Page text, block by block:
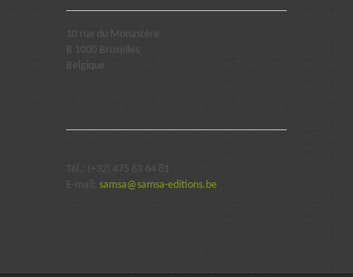
10 rue du Monastère
B 1000 Bruxelles
Belgique
Tél.: (+32) 475 63 64 81
E-mail: samsa@samsa-editions.be